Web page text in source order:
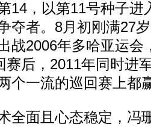
，以第11号种子进
夺者。8月初刚满27
战2006年多哈亚运会
赛后，2011年同时进
个一流的巡回赛上都
面且心态稳定，冯